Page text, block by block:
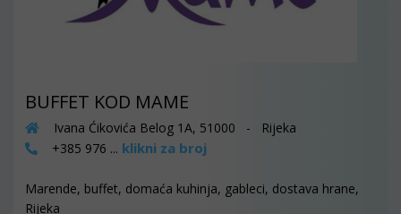
BUFFET KOD MAME
Ivana Ćikovića Belog 1A, 51000 - Rijeka
+385 976 ... klikni za broj
Marende, buffet, domaća kuhinja, gableci, dostava hrane,
Rijeka